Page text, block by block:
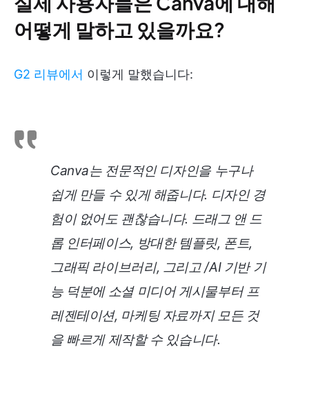
어떻게 말하고 있을까요?
G2 리뷰에서 이렇게 말했습니다:
Canva는 전문적인 디자인을 누구나
쉽게 만들 수 있게 해줍니다. 디자인 경
험이 없어도 괜찮습니다. 드래그 앤 드
롭 인터페이스, 방대한 템플릿, 폰트,
그래픽 라이브러리, 그리고 /AI 기반 기
능 덕분에 소셜 미디어 게시물부터 프
레젠테이션, 마케팅 자료까지 모든 것
을 빠르게 제작할 수 있습니다.